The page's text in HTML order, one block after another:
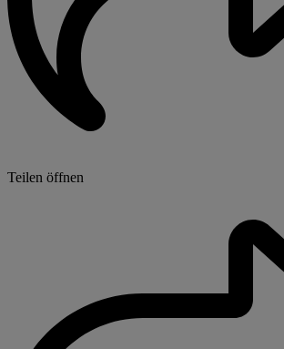
Teilen öffnen